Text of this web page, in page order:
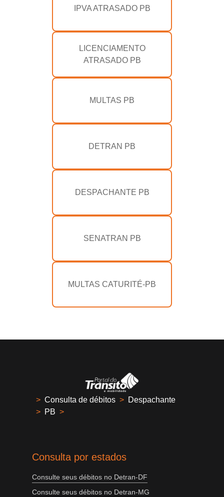
IPVA ATRASADO PB
LICENCIAMENTO
ATRASADO PB
MULTAS PB
DETRAN PB
DESPACHANTE PB
SENATRAN PB
MULTAS CATURITÉ-PB
> Consulta de débitos > Despachante
> PB >
Consulta por estados
Consulte seus débitos no Detran-DF
Consulte seus débitos no Detran-MG